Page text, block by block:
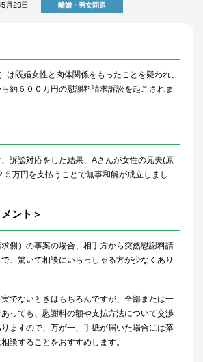
月29日 離婚・男女問題
は既婚女性と肉体関係をもったことを疑われ、
約５００万円の慰謝料請求訴訟を起こされま
訴訟対応をした結果、 Aさんが女性の元夫(原
５万円を支払うことで無事和解が成立しまし
ント＞
側）の事案の場合、相手方から突然慰謝料請
、驚いて相談にいらっしゃる方が少なくあり
でないときはもちろんですが、全部または一
っても、慰謝料の額や支払方法について交渉
ますので、万が一、手紙が届いた場合には落
談することをおすすめします。